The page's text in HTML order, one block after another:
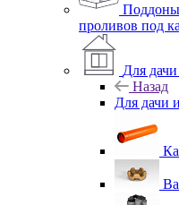
Поддоны
проливов под
Для дачи
Назад
Для дачи